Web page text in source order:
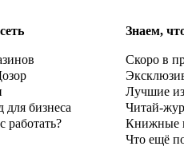
для бизнеса
работать?
Знаем,
Скоро в
Лучшие
Читай-
Книжные
Что ещё